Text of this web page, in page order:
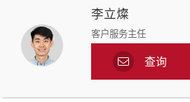
李立燦
客户服务主任
查询